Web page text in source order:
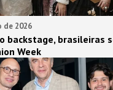
de 2026
backstage, brasileiras
Week